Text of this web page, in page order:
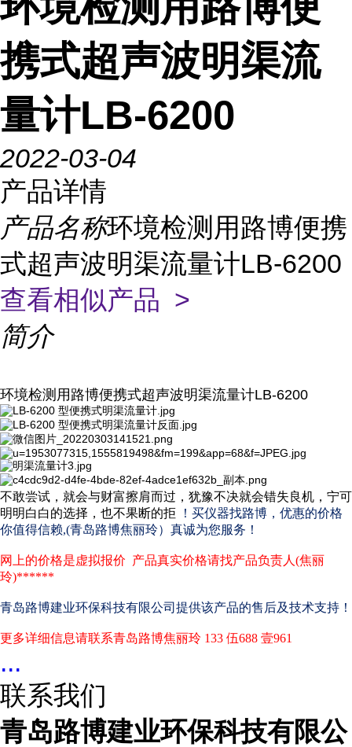
携式超声波明渠流
量计LB-6200
2022-03-04
产品详情
产品名称环境检测用路博便携
式超声波明渠流量计LB-6200
查看相似产品 >
简介
环境检测用路博便携式超声波明渠流量计LB-6200
不敢尝试，就会与财富擦肩而过，犹豫不决就会错失良机，宁可
明明白白的选择，也不果断的拒 ！买仪器找路博，优惠的价格
你值得信赖,(青岛路博焦丽玲）真诚为您服务！
网上的价格是虚拟报价 产品真实价格请找产品负责人(焦丽
玲)******
青岛路博建业环保科技有限公司提供该产品的售后及技术支持！
更多详细信息请联系青岛路博焦丽玲 133 伍688 壹961
...
联系我们
青岛路博建业环保科技有限公